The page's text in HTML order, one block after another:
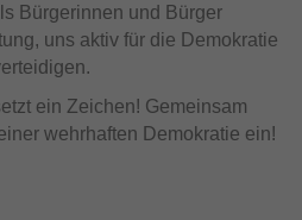
Bürgerinnen und Bürger
uns aktiv für die Demokratie
ein Zeichen! Gemeinsam
wehrhaften Demokratie ein!